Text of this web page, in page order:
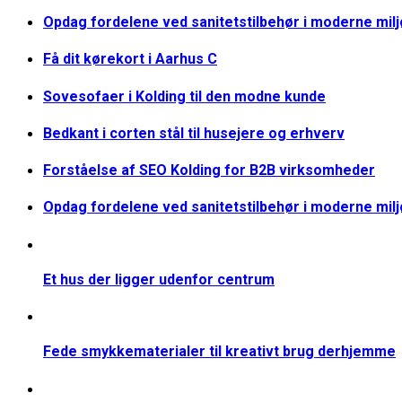
Opdag fordelene ved sanitetstilbehør i moderne
Få dit kørekort i Aarhus C
Sovesofaer i Kolding til den modne kunde
Bedkant i corten stål til husejere og erhverv
Forståelse af SEO Kolding for B2B virksomheder
Opdag fordelene ved sanitetstilbehør i moderne
Et hus der ligger udenfor centrum
Fede smykkematerialer til kreativt brug derhjemme